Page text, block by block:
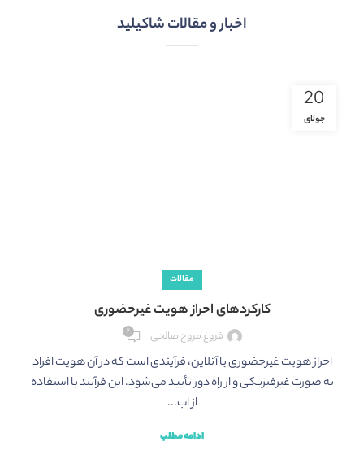
اخبار و مقالات شاکیلید
20
جولای
مقالات
کارکردهای احراز هویت غیرحضوری
فروغ مروج صالحی ۲
احراز هویت غیرحضوری یا آنلاین، فرآیندی است که در آن هویت افراد
به صورت غیرفیزیکی و از راه دور تأیید می‌شود. این فرآیند با استفاده
از اب...
ادامه مطلب